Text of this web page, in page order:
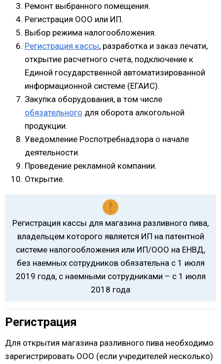
Ремонт выбранного помещения.
Регистрация ООО или ИП.
Выбор режима налогообложения.
Регистрация кассы, разработка и заказ печати,
открытие расчетного счета, подключение к
Единой государственной автоматизированной
информационной системе (ЕГАИС).
Закупка оборудования, в том числе
обязательного для оборота алкогольной
продукции.
Уведомление Роспотребнадзора о начале
деятельности.
Проведение рекламной компании.
Открытие.
Регистрация кассы для магазина разливного пива,
владельцем которого является ИП на патентной
системе налогообложения или ИП/ООО на ЕНВД,
без наемных сотрудников обязательна с 1 июля
2019 года, с наемными сотрудниками – с 1 июля
2018 года
Регистрация
Для открытия магазина разливного пива необходимо
зарегистрировать ООО (если учредителей несколько)